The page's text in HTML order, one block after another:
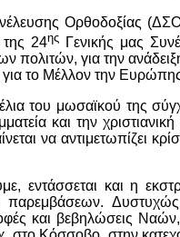
Ορθοδοξίας
της 24ηςΓενικής μας
για την
για το Μέλλον την
του μωσαϊκού της
και την
να αντιμετωπίζει
και η
και βεβηλώσεις